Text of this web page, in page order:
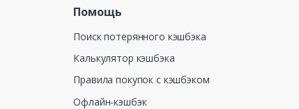
Помощь
Поиск потерянного кэшбэка
Калькулятор кэшбэка
Правила покупок с кэшбэком
Офлайн-кэшбэк